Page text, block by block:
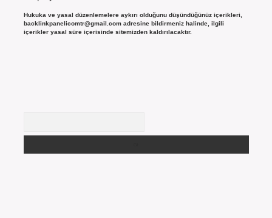
Hukuka ve yasal düzenlemelere aykırı olduğunu düşündüğünüz içerikleri,
backlinkpanelicomtr@gmail.comadresine bildirmeniz halinde, ilgili
içerikler yasal süre içerisinde sitemizden kaldırılacaktır.